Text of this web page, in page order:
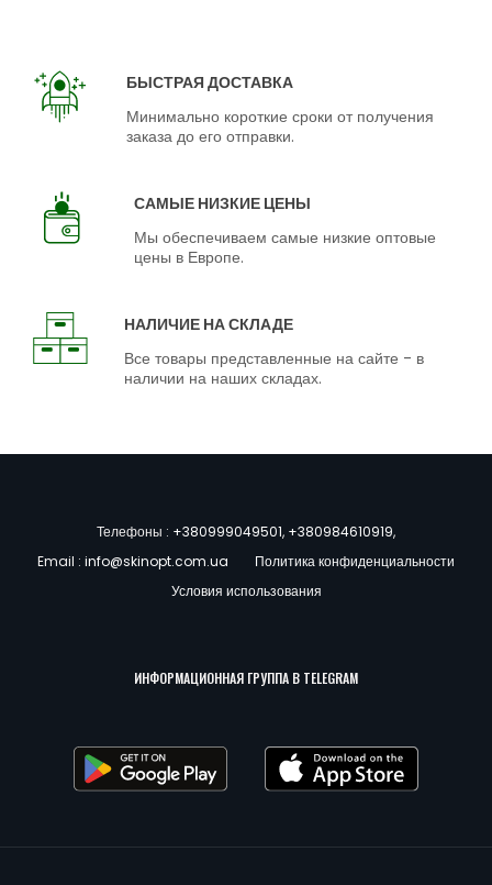
БЫСТРАЯ ДОСТАВКА
Минимально короткие сроки от получения
заказа до его отправки.
САМЫЕ НИЗКИЕ ЦЕНЫ
Мы обеспечиваем самые низкие оптовые
цены в Европе.
НАЛИЧИЕ НА СКЛАДЕ
Все товары представленные на сайте - в
наличии на наших складах.
Телефоны : +380999049501, +380984610919,
Email : info@skinopt.com.ua
Политика конфиденциальности
Условия использования
ИНФОРМАЦИОННАЯ ГРУППА В TELEGRAM